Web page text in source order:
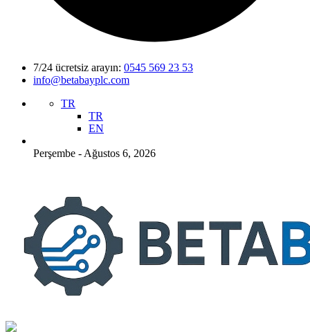
7/24 ücretsiz arayın: 0545 569 23 53
info@betabayplc.com
TR
TR
EN
Perşembe - Ağustos 6, 2026